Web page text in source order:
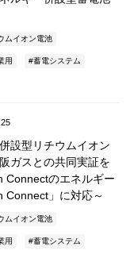
ムイオン電池
用 蓄電システム
設型リチウムイオン
ガスとの共同実証を
Connectのエネルギー
Connect」に対応～
ムイオン電池
用 蓄電システム